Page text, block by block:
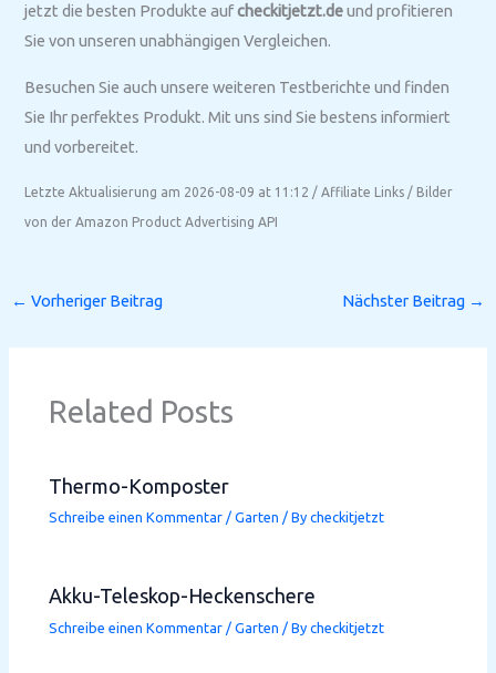
jetzt die besten Produkte aufcheckitjetzt.deund profitieren
Sie von unseren unabhängigen Vergleichen.
Besuchen Sie auch unsere weiteren Testberichte und finden
Sie Ihr perfektes Produkt. Mit uns sind Sie bestens informiert
und vorbereitet.
Letzte Aktualisierung am 2026-08-09 at 11:12 / Affiliate Links / Bilder
von der Amazon Product Advertising API
← Vorheriger Beitrag Nächster Beitrag →
Related Posts
Thermo-Komposter
Schreibe einen Kommentar /Garten / Bycheckitjetzt
Akku-Teleskop-Heckenschere
Schreibe einen Kommentar /Garten / Bycheckitjetzt